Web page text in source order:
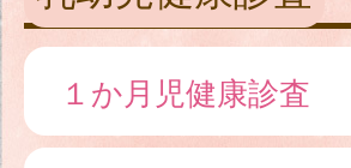
１か月児健康診査